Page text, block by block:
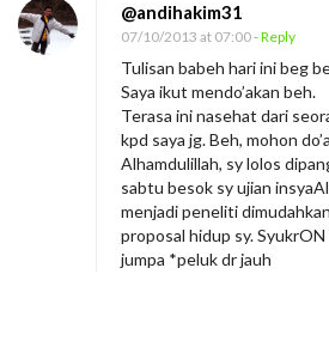
@andihakim31
07/10/2013 at 07:00- Reply
Tulisan babeh hari ini beg
Saya ikut mendo’akan beh.
Terasa ini nasehat dari
kpd saya jg. Beh, mohon
Alhamdulillah, sy lolos
sabtu besok sy ujian
menjadi peneliti
proposal hidup sy.
jumpa *peluk dr jauh